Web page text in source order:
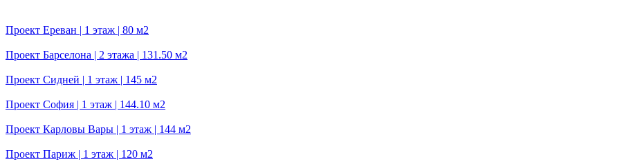
Проект Ереван | 1 этаж | 80 м2
Проект Барселона | 2 этажа | 131.50 м2
Проект Сидней | 1 этаж | 145 м2
Проект София | 1 этаж | 144.10 м2
Проект Карловы Вары | 1 этаж | 144 м2
Проект Париж | 1 этаж | 120 м2